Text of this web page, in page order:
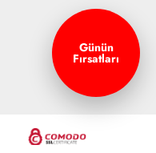
Günün
Fırsatları